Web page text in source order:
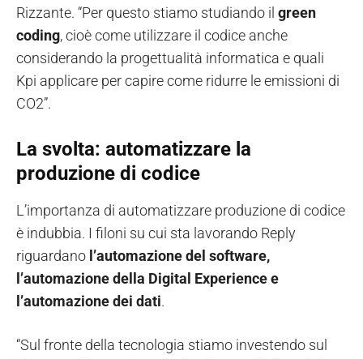
Rizzante. “Per questo stiamo studiando il green
coding, cioè come utilizzare il codice anche
considerando la progettualità informatica e quali
Kpi applicare per capire come ridurre le emissioni di
CO2”.
La svolta: automatizzare la
produzione di codice
L’importanza di automatizzare produzione di codice
è indubbia. I filoni su cui sta lavorando Reply
riguardano l’automazione del software,
l’automazione della Digital Experience e
l’automazione dei dati.
“Sul fronte della tecnologia stiamo investendo sul